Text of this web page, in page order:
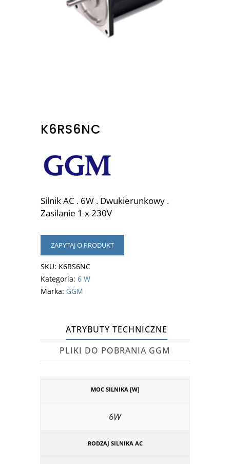
K6RS6NC
Silnik AC . 6W . Dwukierunkowy .
Zasilanie 1 x 230V
ZAPYTAJ O PRODUKT
SKU: K6RS6NC
Kategoria: 6 W
Marka: GGM
ATRYBUTY TECHNICZNE
PLIKI DO POBRANIA GGM
MOC SILNIKA [W]
6W
RODZAJ SILNIKA AC